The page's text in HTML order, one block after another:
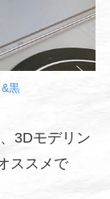
黒
3Dモデリン
ススメで